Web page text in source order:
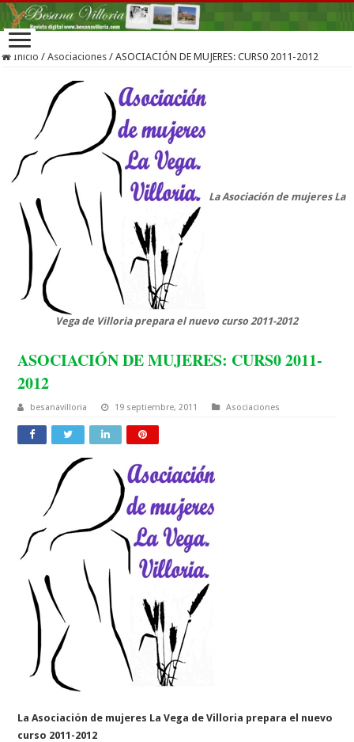
Inicio / Asociaciones / ASOCIACIÓN DE MUJERES: CURS0 2011-2012
La Asociación de mujeres La
Vega de Villoria prepara el nuevo curso 2011-2012
ASOCIACIÓN DE MUJERES: CURS0 2011-
2012
besanavilloria 19 septiembre, 2011 Asociaciones
La Asociación de mujeres La Vega de Villoria prepara el nuevo
curso 2011-2012